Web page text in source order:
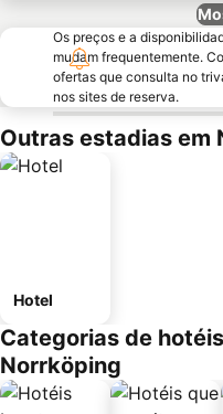
Os preços e a
mudam frequentemente.
ofertas que consulta no
nos sites de reserva.
Outras estadias em
Hotel
Categorias de
Norrköping